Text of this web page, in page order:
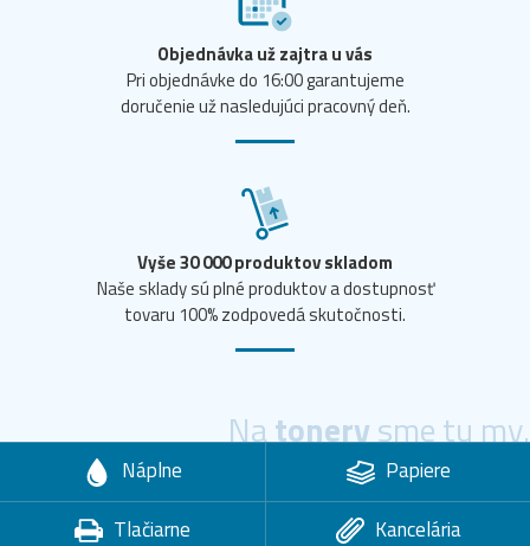
Objednávka už zajtra u vás
Pri objednávke do 16:00 garantujeme
doručenie už nasledujúci pracovný deň.
Vyše 30 000 produktov skladom
Naše sklady sú plné produktov a dostupnosť
tovaru 100% zodpovedá skutočnosti.
Natonerysme tu my.
Náplne
Papiere
Tlačiarne
Kancelária